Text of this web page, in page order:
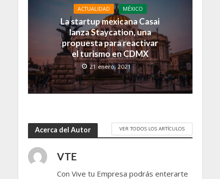
ACTUALIDAD MÉXICO
La startup mexicana Casai
lanza Staycation, una
propuesta para reactivar
el turismo en CDMX
21 enero, 2021
Acerca del Autor VER TODOS LOS ARTÍCULOS
VTE
Con Vive tu Empresa podrás enterarte